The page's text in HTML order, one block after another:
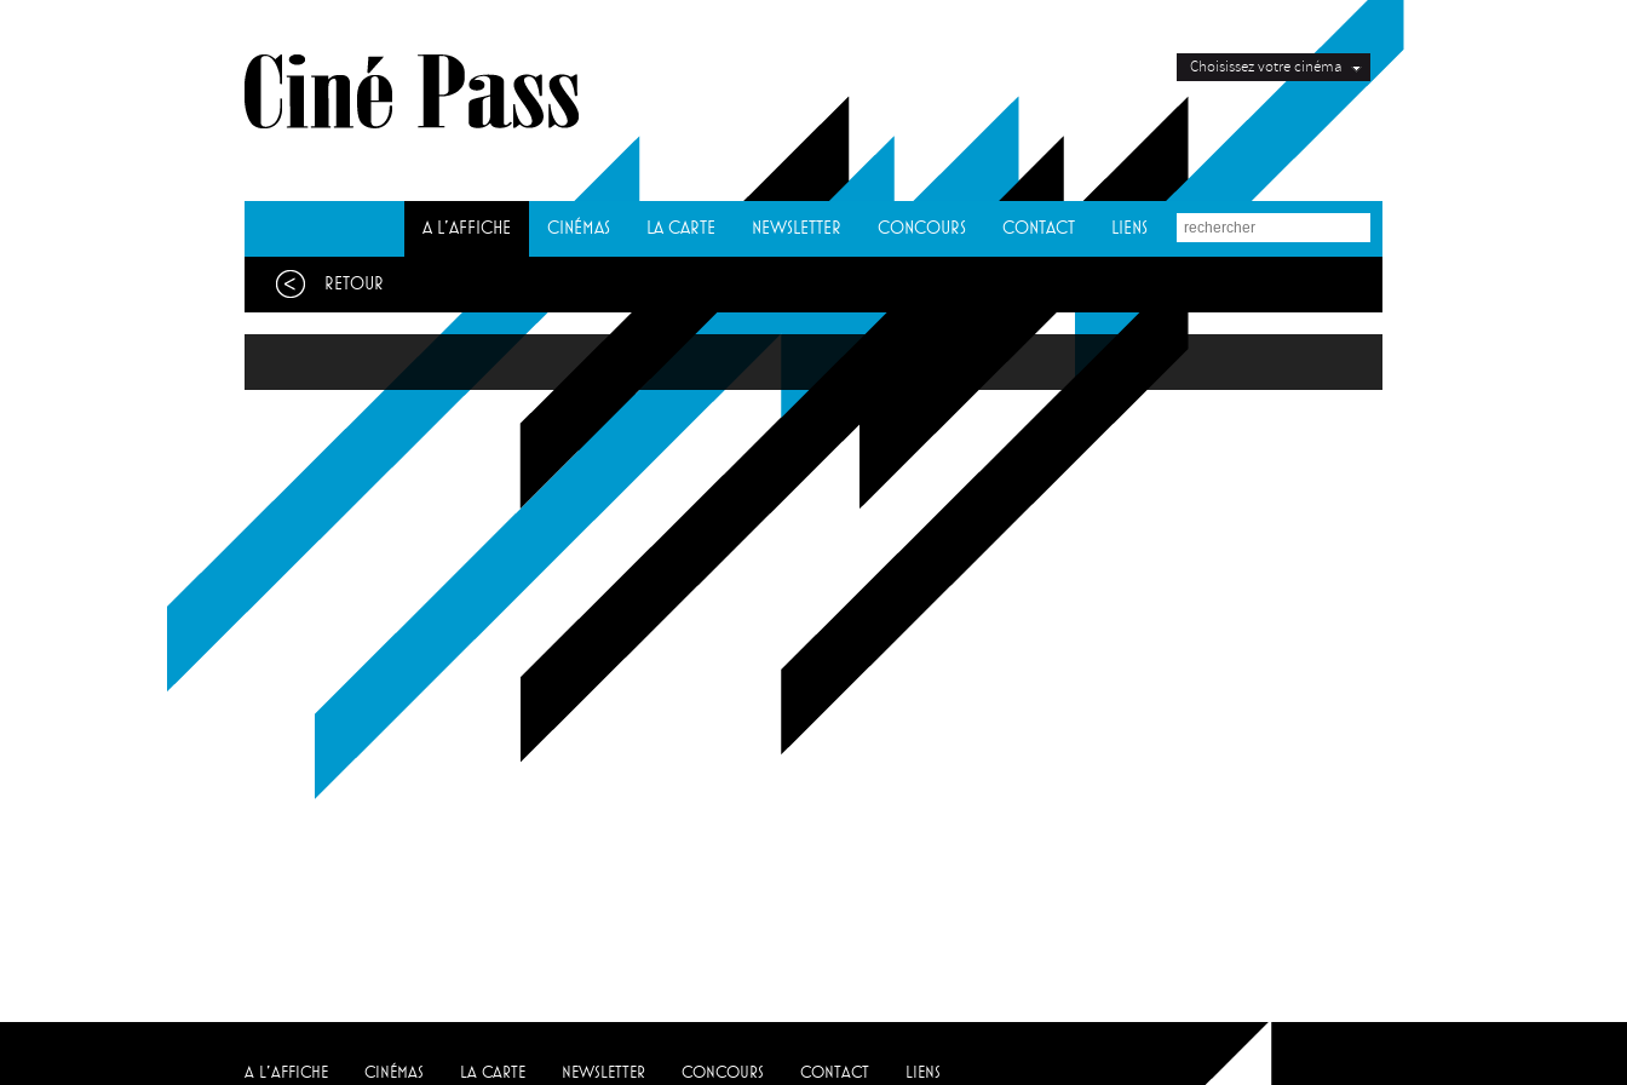
Choisissez votre cinéma
A L'AFFICHE CINÉMAS LA CARTE NEWSLETTER CONCOURS CONTACT LIENS
Retour
A L'AFFICHE CINÉMAS LA CARTE NEWSLETTER CONCOURS CONTACT LIENS